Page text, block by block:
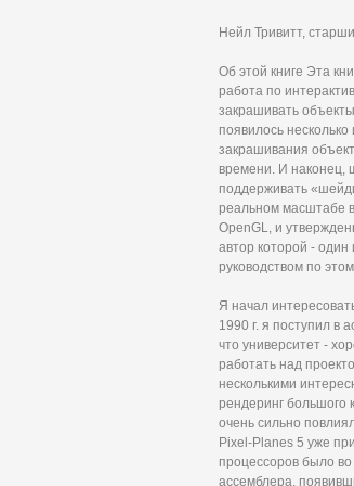
Нейл Тривитт,
Об этой книге Эта
работа по
закрашивать
появилось
закрашивания
времени. И наконец,
поддерживать
реальном масштабе
OpenGL, и
автор которой -
руководством по
Я начал
1990 г. я поступил в
что университет -
работать над
несколькими
рендеринг большого
очень сильно
Pixel-Planes 5 уже
процессоров было
ассемблера,